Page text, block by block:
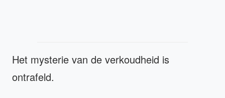
Het mysterie van de verkoudheid is
ontrafeld.